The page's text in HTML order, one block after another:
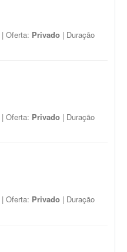
| Oferta: Privado | Duração
| Oferta: Privado | Duração
| Oferta: Privado | Duração